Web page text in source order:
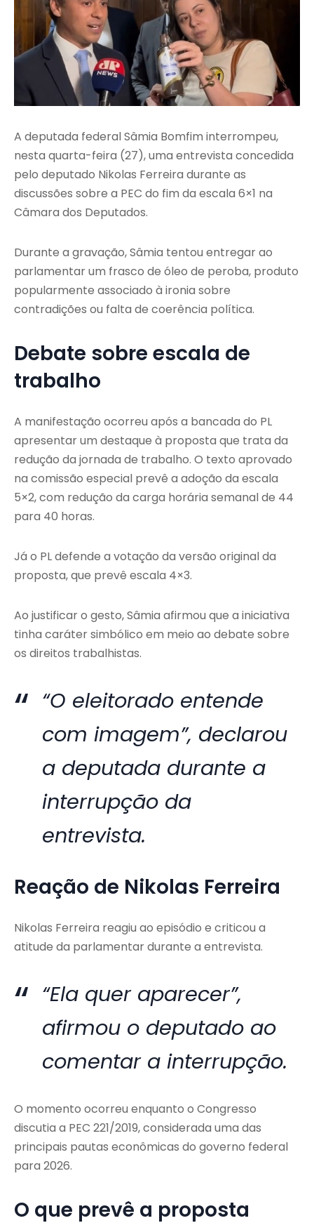
A deputada federal Sâmia Bomfim interrompeu,
nesta quarta-feira (27), uma entrevista concedida
pelo deputado Nikolas Ferreira durante as
discussões sobre a PEC do fim da escala 6×1 na
Câmara dos Deputados.
Durante a gravação, Sâmia tentou entregar ao
parlamentar um frasco de óleo de peroba, produto
popularmente associado à ironia sobre
contradições ou falta de coerência política.
Debate sobre escala de
trabalho
A manifestação ocorreu após a bancada do PL
apresentar um destaque à proposta que trata da
redução da jornada de trabalho. O texto aprovado
na comissão especial prevê a adoção da escala
5×2, com redução da carga horária semanal de 44
para 40 horas.
Já o PL defende a votação da versão original da
proposta, que prevê escala 4×3.
Ao justificar o gesto, Sâmia afirmou que a iniciativa
tinha caráter simbólico em meio ao debate sobre
os direitos trabalhistas.
“O eleitorado entende
com imagem”, declarou
a deputada durante a
interrupção da
entrevista.
Reação de Nikolas Ferreira
Nikolas Ferreira reagiu ao episódio e criticou a
atitude da parlamentar durante a entrevista.
“Ela quer aparecer”,
afirmou o deputado ao
comentar a interrupção.
O momento ocorreu enquanto o Congresso
discutia a PEC 221/2019, considerada uma das
principais pautas econômicas do governo federal
para 2026.
O que prevê a proposta